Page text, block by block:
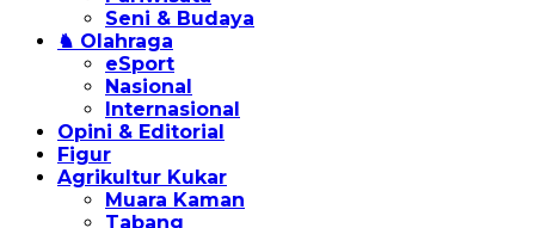
Seni & Budaya
♞ Olahraga
eSport
Nasional
Internasional
Opini & Editorial
Figur
Agrikultur Kukar
Muara Kaman
Tabang